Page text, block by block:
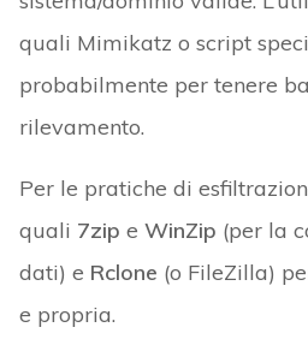
quali Mimikatz o script
probabilmente per tenere
rilevamento.
Per le pratiche di
quali 7zip e WinZip (per la
dati) e Rclone (o FileZilla)
e propria.